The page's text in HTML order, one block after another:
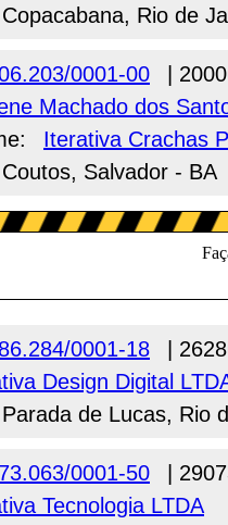
Rio de
0001-00
|
Machado dos
Iterativa Crachas
Salvador - BA
0001-18
|
Design Digital
de Lucas, Rio
0001-50
|
Tecnologia LTDA